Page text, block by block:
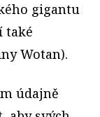
gigantu
také
Wotan).
údajně